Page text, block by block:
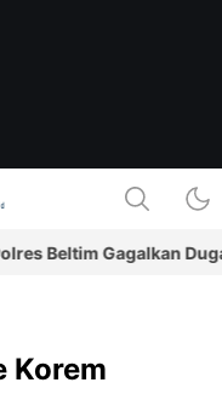
Beltim Gagalkan
Korem